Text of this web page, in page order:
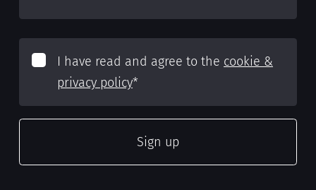
I have read and agree to the cookie &
privacy policy*